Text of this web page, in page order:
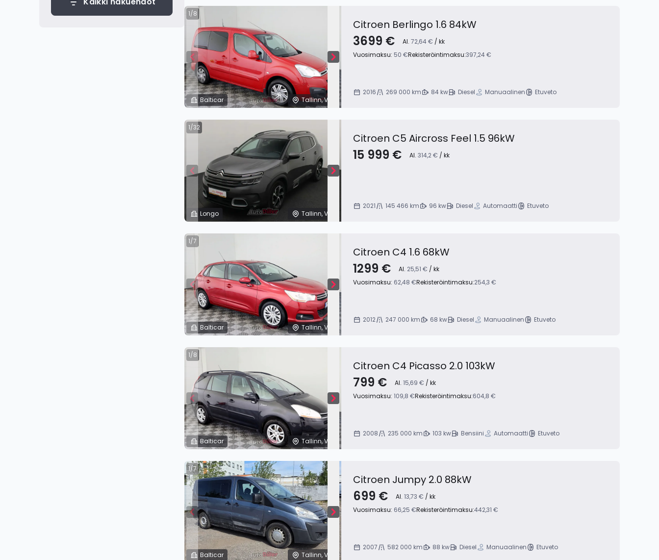
Balticar Tallinn, Viro
1/8
Citroen Berlingo 1.6 84kW
3699 € Al. 72,64 € / kk
Vuosimaksu: 50 €Rekisteröintimaksu:397,24 €
2016 269 000 km 84 kw Diesel Manuaalinen Etuveto
Longo Tallinn, Viro
1/32
Citroen C5 Aircross Feel 1.5 96kW
15 999 € Al. 314,2 € / kk
2021 145 466 km 96 kw Diesel Automaatti Etuveto
Balticar Tallinn, Viro
1/7
Citroen C4 1.6 68kW
1299 € Al. 25,51 € / kk
Vuosimaksu: 62,48 €Rekisteröintimaksu:254,3 €
2012 247 000 km 68 kw Diesel Manuaalinen Etuveto
Balticar Tallinn, Viro
1/8
Citroen C4 Picasso 2.0 103kW
799 € Al. 15,69 € / kk
Vuosimaksu: 109,8 €Rekisteröintimaksu:604,8 €
2008 235 000 km 103 kw Bensiini Automaatti Etuveto
Balticar Tallinn, Viro
1/7
Citroen Jumpy 2.0 88kW
699 € Al. 13,73 € / kk
Vuosimaksu: 66,25 €Rekisteröintimaksu:442,31 €
2007 582 000 km 88 kw Diesel Manuaalinen Etuveto